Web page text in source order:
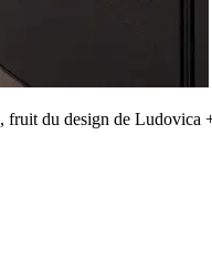
du design de Ludovica